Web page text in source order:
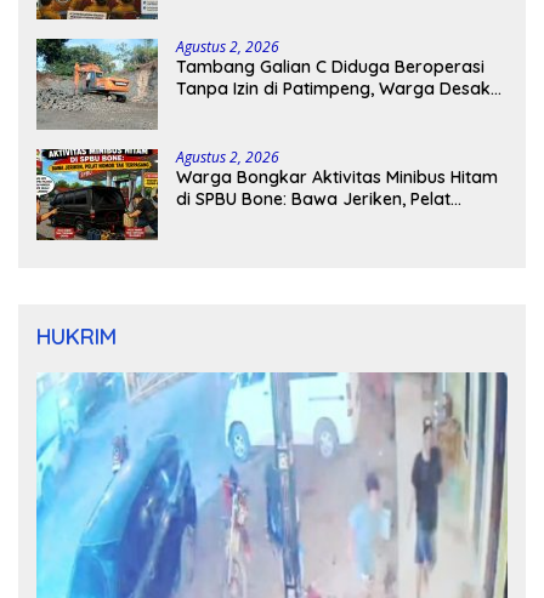
Agustus 2, 2026
Tambang Galian C Diduga Beroperasi
Tanpa Izin di Patimpeng, Warga Desak
Agustus 2, 2026
Warga Bongkar Aktivitas Minibus Hitam
di SPBU Bone: Bawa Jeriken, Pelat
HUKRIM